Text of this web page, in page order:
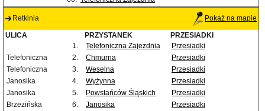
Retkinia Pokaż na mapie
ULICA PRZYSTANEK
PRZESIADKI
1.
Telefoniczna Zajezdnia
Przesiadki
Telefoniczna
2. Chmurna
Przesiadki
Telefoniczna
3. Weselna
Przesiadki
Janosika
4. Wyżynna
Przesiadki
Janosika
5. Powstańców Śląskich
Przesiadki
Brzezińska
6. Janosika
Przesiadki